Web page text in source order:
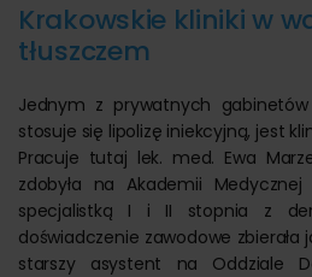
Krakowskie kliniki w
tłuszczem
Jednym z prywatnych
stosuje się lipolizę iniekcyjną, jest
Pracuje tutaj lek. med. Ewa
zdobyła na Akademii
specjalistką I i II stopnia z
doświadczenie zawodowe
starszy asystent na Oddziale